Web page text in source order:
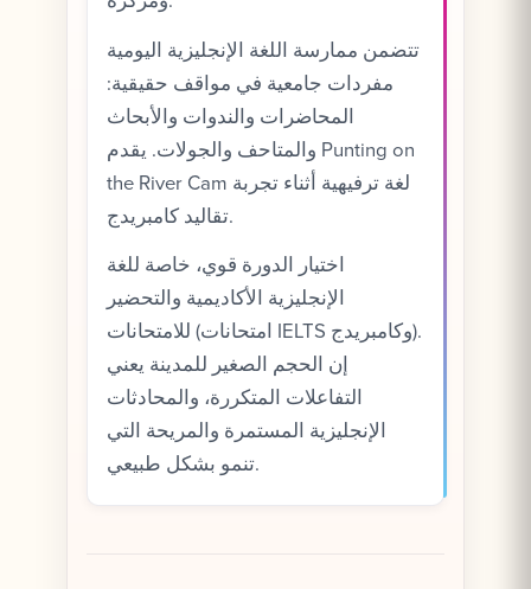
تتضمن ممارسة اللغة الإنجليزية اليومية
مفردات جامعية في مواقف حقيقية:
المحاضرات والندوات والأبحاث
والمتاحف والجولات. يقدم Punting on
the River Cam لغة ترفيهية أثناء تجربة
تقاليد كامبريدج.
اختيار الدورة قوي، خاصة للغة
الإنجليزية الأكاديمية والتحضير
للامتحانات (امتحانات IELTS وكامبريدج).
إن الحجم الصغير للمدينة يعني
التفاعلات المتكررة، والمحادثات
الإنجليزية المستمرة والمريحة التي
تنمو بشكل طبيعي.